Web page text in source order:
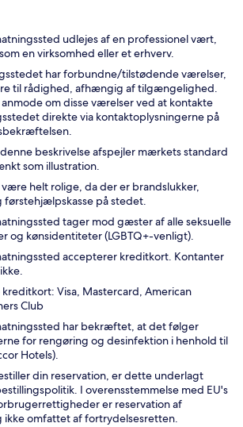
udlejes af en professionel vært,
en virksomhed eller et erhverv.
har forbundne/tilstødende værelser,
til rådighed, afhængig af tilgængelighed.
om disse værelser ved at kontakte
direkte via kontaktoplysningerne på
beskrivelse afspejler mærkets standard
som illustration.
helt rolige, da der er brandslukker,
førstehjælpskasse på stedet.
tager mod gæster af alle seksuelle
og kønsidentiteter (LGBTQ+-venligt).
accepterer kreditkort. Kontanter
Visa, Mastercard, American
Club
har bekræftet, at det følger
for rengøring og desinfektion i henhold til
Hotels).
din reservation, er dette underlagt
I overensstemmelse med EU's
er reservation af
ikke omfattet af fortrydelsesretten.